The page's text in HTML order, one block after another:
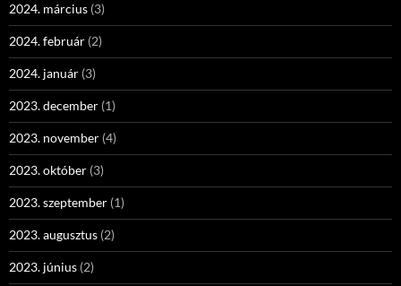
2024. március (3)
2024. február (2)
2024. január (3)
2023. december (1)
2023. november (4)
2023. október (3)
2023. szeptember (1)
2023. augusztus (2)
2023. június (2)